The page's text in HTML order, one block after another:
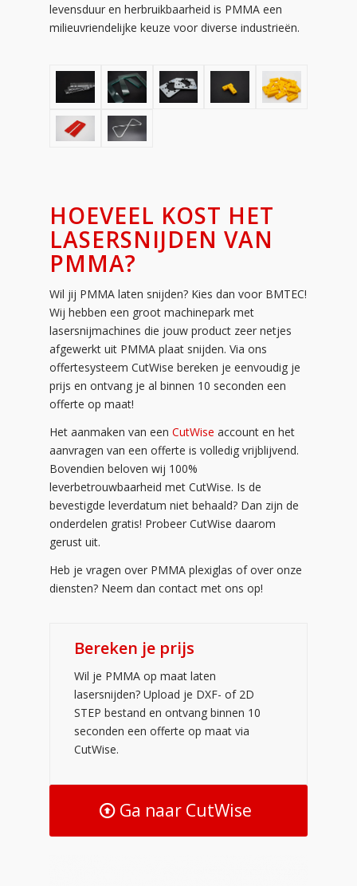
levensduur en herbruikbaarheid is PMMA een
milieuvriendelijke keuze voor diverse industrieën.
HOEVEEL KOST HET
LASERSNIJDEN VAN
PMMA?
Wil jij PMMA laten snijden? Kies dan voor BMTEC!
Wij hebben een groot machinepark met
lasersnijmachines die jouw product zeer netjes
afgewerkt uit PMMA plaat snijden. Via ons
offertesysteem CutWise bereken je eenvoudig je
prijs en ontvang je al binnen 10 seconden een
offerte op maat!
Het aanmaken van eenCutWise account en het
aanvragen van een offerte is volledig vrijblijvend.
Bovendien beloven wij 100%
leverbetrouwbaarheid met CutWise. Is de
bevestigde leverdatum niet behaald? Dan zijn de
onderdelen gratis! Probeer CutWise daarom
gerust uit.
Heb je vragen over PMMA plexiglas of over onze
diensten? Neem dan contact met ons op!
Bereken je prijs
Wil je PMMA op maat laten
lasersnijden? Upload je DXF- of 2D
STEP bestand en ontvang binnen 10
seconden een offerte op maat via
CutWise.
Ga naar CutWise